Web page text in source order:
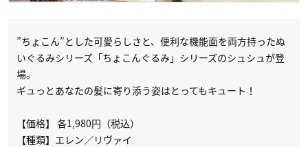
”ちょこん”とした可愛らしさと、便利な機能面を両方持ったぬ
いぐるみシリーズ「ちょこんぐるみ」シリーズのシュシュが登
場。
ギュっとあなたの髪に寄り添う姿はとってもキュート！
【価格】 各1,980円（税込）
【種類】エレン／リヴァイ